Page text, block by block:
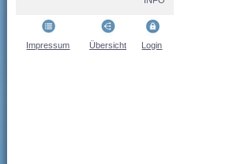
Impressum Übersicht Login